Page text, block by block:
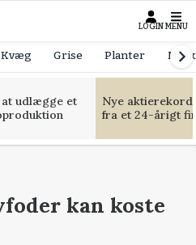
LOGIN MENU
Kvæg Grise Planter
at udlægge et
Nye
fra et 24-årigt
kan koste